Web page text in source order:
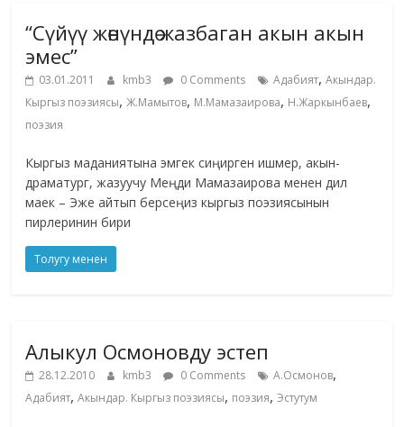
“Сүйүү жөнүндө жазбаган акын акын
эмес”
03.01.2011 kmb3 0 Comments Адабият,Акындар.
Кыргыз поэзиясы,Ж.Мамытов, М.Мамазаирова, Н.Жаркынбаев,
поэзия
Кыргыз маданиятына эмгек сиңирген ишмер, акын-
драматург, жазуучу Меңди Мамазаирова менен дил
маек – Эже айтып берсеңиз кыргыз поэзиясынын
пирлеринин бири
Толугу менен
Алыкул Осмоновду эстеп
28.12.2010 kmb3 0 Comments А.Осмонов,
Адабият,Акындар. Кыргыз поэзиясы, поэзия,Эстутум